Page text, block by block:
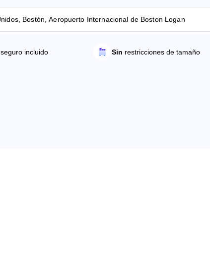
seguro incluido Sin restricciones de tamaño